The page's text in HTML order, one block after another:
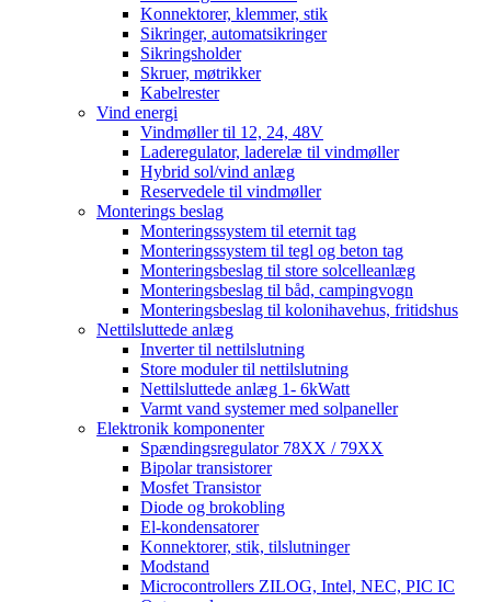
Konnektorer, klemmer, stik
Sikringer, automatsikringer
Sikringsholder
Skruer, møtrikker
Kabelrester
Vind energi
Vindmøller til 12, 24, 48V
Laderegulator, laderelæ til vindmøller
Hybrid sol/vind anlæg
Reservedele til vindmøller
Monterings beslag
Monteringssystem til eternit tag
Monteringssystem til tegl og beton tag
Monteringsbeslag til store solcelleanlæg
Monteringsbeslag til båd, campingvogn
Monteringsbeslag til kolonihavehus, fritidshus
Nettilsluttede anlæg
Inverter til nettilslutning
Store moduler til nettilslutning
Nettilsluttede anlæg 1- 6kWatt
Varmt vand systemer med solpaneller
Elektronik komponenter
Spændingsregulator 78XX / 79XX
Bipolar transistorer
Mosfet Transistor
Diode og brokobling
El-kondensatorer
Konnektorer, stik, tilslutninger
Modstand
Microcontrollers ZILOG, Intel, NEC, PIC IC